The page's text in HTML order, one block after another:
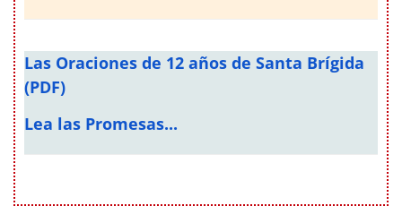
Las Oraciones de 12 años de Santa Brígida
(PDF)
Lea las Promesas...